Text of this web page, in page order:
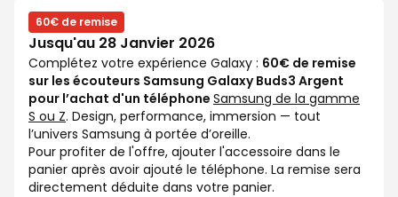
60€ de remise
Jusqu'au 28 Janvier 2026
Complétez votre expérience Galaxy : 60€ de remise
sur les écouteurs Samsung Galaxy Buds3 Argent
pour l’achat d'un téléphone Samsung de la gamme
S ou Z. Design, performance, immersion — tout
l’univers Samsung à portée d’oreille.
Pour profiter de l'offre, ajouter l'accessoire dans le
panier après avoir ajouté le téléphone. La remise sera
directement déduite dans votre panier.